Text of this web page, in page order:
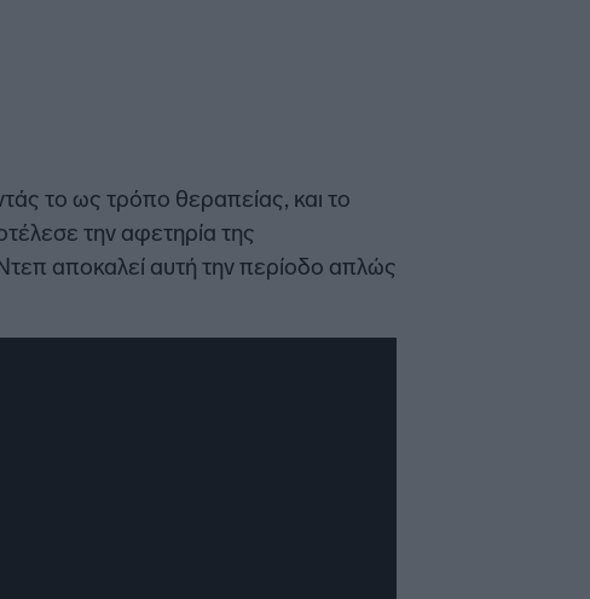
το ως τρόπο θεραπείας, και το
την αφετηρία της
αποκαλεί αυτή την περίοδο απλώς